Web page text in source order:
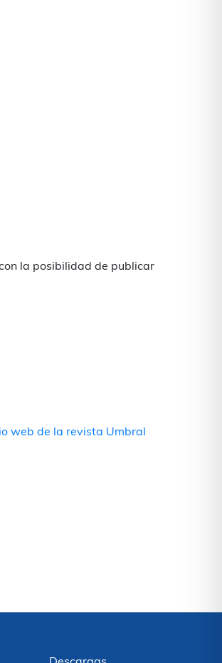
la posibilidad de publicar
web de la revista Umbral